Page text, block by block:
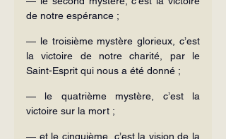
de notre espérance ;
— le troisième mystère glorieux, c’est
la victoire de notre charité, par le
Saint-Esprit qui nous a été donné ;
— le quatrième mystère, c’est la
victoire sur la mort ;
— et le cinquième, c’est la vision de la